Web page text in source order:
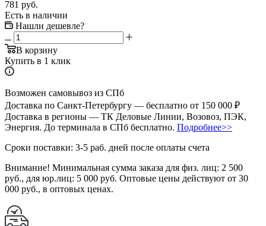
781 руб.
Есть в наличии
Нашли дешевле?
В корзину
Купить в 1 клик
Возможен самовывоз из СПб
Доставка по Санкт-Петербургу — бесплатно от 150 000 ₽
Доставка в регионы — ТК Деловые Линии, Возовоз, ПЭК,
Энергия. До терминала в СПб бесплатно. Подробнее>>
Сроки поставки: 3-5 раб. дней после оплаты счета
Внимание! Минимальная сумма заказа для физ. лиц: 2 500
руб., для юр.лиц: 5 000 руб. Оптовые цены действуют от 30
000 руб., в оптовых ценах.